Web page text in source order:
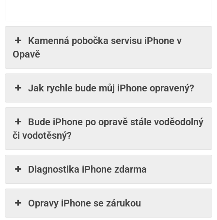
Kamenná pobočka servisu iPhone v
Opavě
Jak rychle bude můj iPhone opravený?
Bude iPhone po opravě stále voděodolný
či vodotěsný?
Diagnostika iPhone zdarma
Opravy iPhone se zárukou